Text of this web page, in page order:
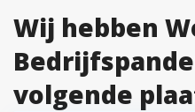
Wij hebben
volgende